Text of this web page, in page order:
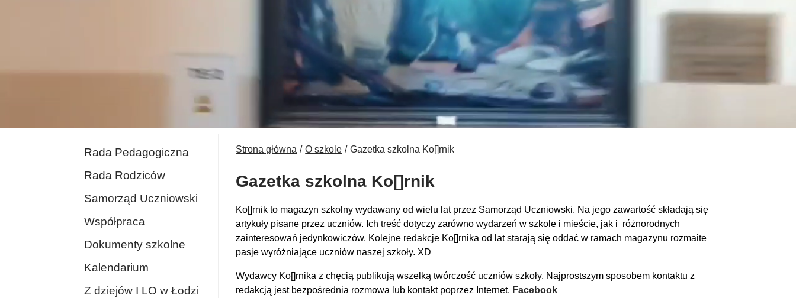
Strona główna O szkole Gazetka szkolna Ko[]rnik
Gazetka szkolna Ko[]rnik
Ko[]rnik to magazyn szkolny wydawany od wielu lat przez Samorząd Uczniowski. Na jego zawartość składają się
artykuły pisane przez uczniów. Ich treść dotyczy zarówno wydarzeń w szkole i mieście, jak i różnorodnych
zainteresowań jedynkowiczów. Kolejne redakcje Ko[]rnika od lat starają się oddać w ramach magazynu rozmaite
pasje wyróżniające uczniów naszej szkoły. XD
Wydawcy Ko[]rnika z chęcią publikują wszelką twórczość uczniów szkoły. Najprostszym sposobem kontaktu z
redakcją jest bezpośrednia rozmowa lub kontakt poprzez Internet. Facebook
Rada Pedagogiczna
Rada Rodziców
Samorząd Uczniowski
Współpraca
Dokumenty szkolne
Kalendarium
Z dziejów I LO w Łodzi